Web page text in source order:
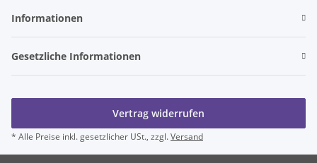
Informationen
Gesetzliche Informationen
Vertrag widerrufen
* Alle Preise inkl. gesetzlicher USt., zzgl.Versand